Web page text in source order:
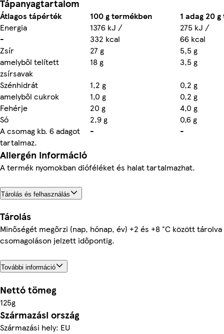
Tápanyagtartalom
Átlagos tápérték 100 g termékben
1 adag 20
Energia
1376 kJ /
275 kJ /
-
332 kcal
66 kcal
Zsír
27 g
5,5 g
amelyből telített
zsírsavak
18 g
3,5 g
Szénhidrát
1,2 g
0,2 g
amelyből cukrok
1,0 g
0,2 g
Fehérje
20 g
4,0 g
Só
2,9 g
0,6 g
A csomag kb. 6 adagot
tartalmaz.
- -
Allergén információ
A termék nyomokban dióféléket és halat tartalmazhat.
Tárolás és felhasználás
Tárolás
Minőségét megőrzi (nap, hónap, év) +2 és +8 °C között tárolva
csomagoláson jelzett időpontig.
További információ
Nettó tömeg
125g
Származási ország
Származási hely: EU